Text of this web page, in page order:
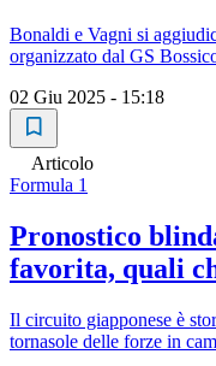
Bonaldi e Vagni si
organizzato dal GS
02 Giu 2025 - 15:18
Articolo
Formula 1
Pronostico
favorita, quali
Il circuito giapponese è
tornasole delle forze in